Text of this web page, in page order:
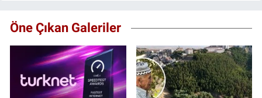
Öne Çıkan Galeriler